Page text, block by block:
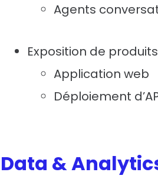
Agents
Exposition de
Application web
Déploiement
Data &